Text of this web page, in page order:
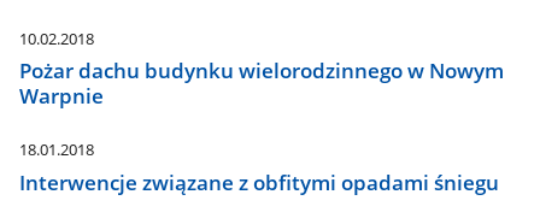
10.02.2018
Pożar dachu budynku wielorodzinnego w Nowym
Warpnie
18.01.2018
Interwencje związane z obfitymi opadami śniegu